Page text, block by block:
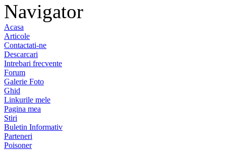
Navigator
Acasa
Articole
Contactati-ne
Descarcari
Intrebari frecvente
Forum
Galerie Foto
Ghid
Linkurile mele
Pagina mea
Stiri
Buletin Informativ
Parteneri
Poisoner